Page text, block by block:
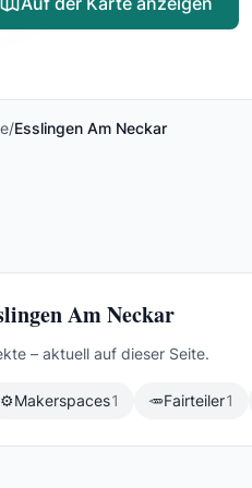
/Esslingen Am Neckar
Am Neckar
– aktuell auf dieser Seite.
⚙️Makerspaces1 🥕Fairteiler1